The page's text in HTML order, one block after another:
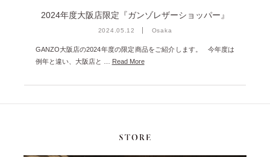
2022年5月 [1]
2022年4月 [3]
2022年3月 [3]
2022年2月 [2]
2024年度大阪店限定『ガンゾレザーショッパー』
2024.05.12 Osaka
GANZO大阪店の2024年度の限定商品をご紹介します。 今年度は
例年と違い、大阪店と …
Read More